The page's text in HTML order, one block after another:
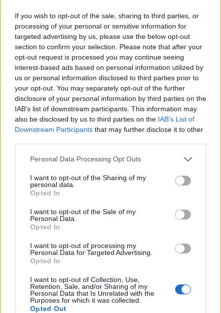
If you wish to opt-out of the sale, sharing to third parties, or
processing of your personal or sensitive information for
targeted advertising by us, please use the below opt-out
section to confirm your selection. Please note that after your
opt-out request is processed you may continue seeing
interest-based ads based on personal information utilized by
us or personal information disclosed to third parties prior to
your opt-out. You may separately opt-out of the further
disclosure of your personal information by third parties on the
IAB’s list of downstream participants. This information may
also be disclosed by us to third parties on the IAB’s List of
Downstream Participants that may further disclose it to other
Personal Data Processing Opt Outs
I want to opt-out of the Sharing of my
personal data.
Opted In
I want to opt-out of the Sale of my
Personal Data.
Opted In
I want to opt-out of processing my
Personal Data for Targeted Advertising.
Opted In
I want to opt-out of Collection, Use,
Retention, Sale, and/or Sharing of my
Personal Data that Is Unrelated with the
Purposes for which it was collected.
Opted Out
Leasing Automobile
Le leasing social en pleine explosion :
20 000 véhicules réservés en deux
Auto Pour Vous 31 juillet 2026